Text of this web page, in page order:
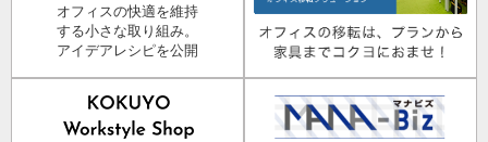
オフィスの快適を維持
する小さな取り組み。
アイデアレシピを公開